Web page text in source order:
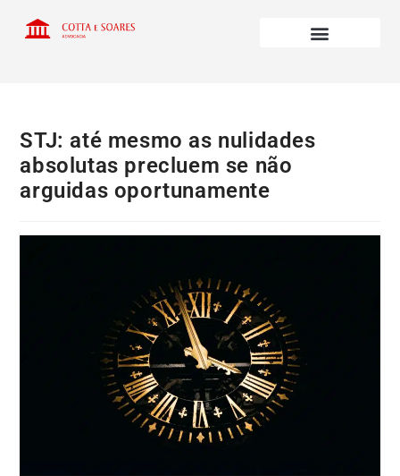
STJ: até mesmo as nulidades
absolutas precluem se não
arguidas oportunamente